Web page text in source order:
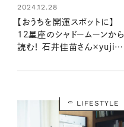
2024.12.28
【おうちを開運スポットに】
12星座のシャドームーンから
読む！ 石井佳苗さん×yujiさ
ア
LIFESTYLE